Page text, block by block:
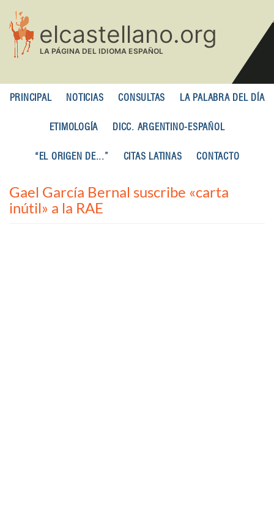
contenido
principal
PRINCIPAL NOTICIAS CONSULTAS LA PALABRA DEL DÍA
ETIMOLOGÍA DICC. ARGENTINO-ESPAÑOL
“EL ORIGEN DE...” CITAS LATINAS CONTACTO
Gael García Bernal suscribe «carta
inútil» a la RAE